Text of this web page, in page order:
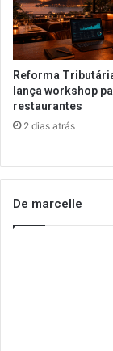
Reforma
lança workshop
restaurantes
2 dias atrás
De marcelle